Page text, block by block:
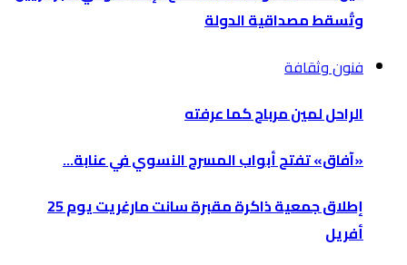
وتُسقط مصداقية الدولة
فنون وثقافة
الراحل لمين مرباح كما عرفته
«آفاق» تفتح أبواب المسرح النسوي في عنابة…
إطلاق جمعية ذاكرة مقبرة سانت مارغريت يوم 25
أفريل